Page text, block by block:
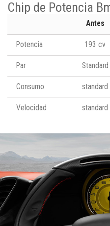
Chip de Potencia
Antes
Potencia 193 cv
Par Standard
Consumo standard
Velocidad standard